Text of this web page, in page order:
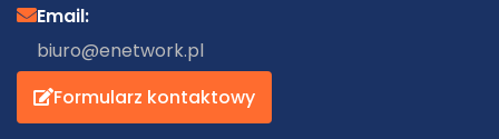
Email:
biuro@enetwork.pl
Formularz kontaktowy